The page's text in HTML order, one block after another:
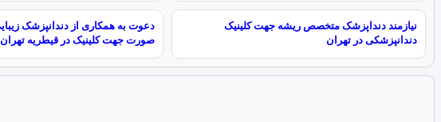
نیازمند دنداپزشک متخصص ریشه جهت کلینیک
دندانپزشکی در تهران
دعوت به همکاری از دندانپزشک
صورت جهت کلینیک در قیطریه تهران